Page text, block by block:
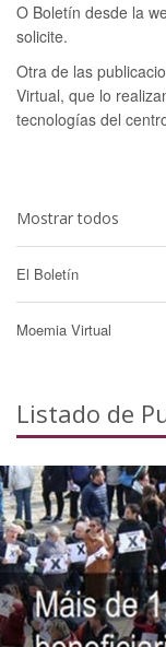
O Boletín desde la
solicite.
Otra de las
Virtual, que lo
tecnologías del
Mostrar todos
El Boletín
Moemia Virtual
Listado de